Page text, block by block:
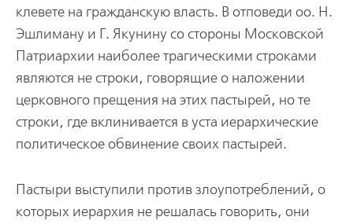
клевете на гражданскую власть. В отповеди оо. Н.
Эшлиману и Г. Якунину со стороны Московской
Патриархии наиболее трагическими строками
являются не строки, говорящие о наложении
церковного прещения на этих пастырей, но те
строки, где вклинивается в уста иерархические
политическое обвинение своих пастырей.
Пастыри выступили против злоупотреблений, о
которых иерархия не решалась говорить, они